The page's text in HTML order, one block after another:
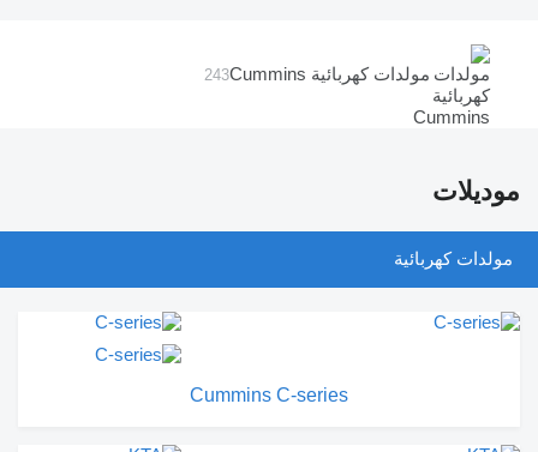
مولدات كهربائية Cummins 243
موديلات
مولدات كهربائية
Cummins C-series